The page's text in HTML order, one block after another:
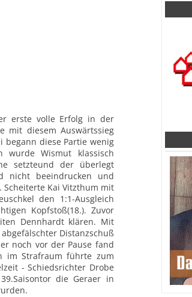
erste volle Erfolg in der
mit diesem Auswärtssieg
begann diese Partie wenig
wurde Wismut klassisch
setzteund der überlegt
nicht beeindrucken und
Kai Vitzthum mit
den 1:1-Ausgleich
Kopfstoß(18.). Zuvor
Dennhardt klären. Mit
Distanzschuß
noch vor der Pause fand
im Strafraum führte zum
- Schiedsrichter Drobe
die Geraer in